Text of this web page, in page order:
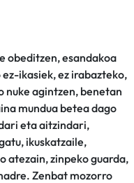
obeditzen, esandakoa
ikasiek, ez irabazteko,
nuke agintzen, benetan
mundua betea dago
eta aitzindari,
ikuskatzaile,
atezain, zinpeko guarda,
Zenbat mozorro